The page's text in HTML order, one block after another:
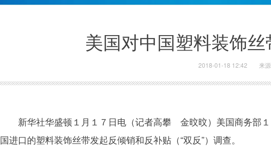
美国对中国塑料装饰
2018-01-18 12:42 来源
新华社华盛顿１月１７日电（记者高攀 金旼旼）美国商务部１
国进口的塑料装饰丝带发起反倾销和反补贴（“双反”）调查。